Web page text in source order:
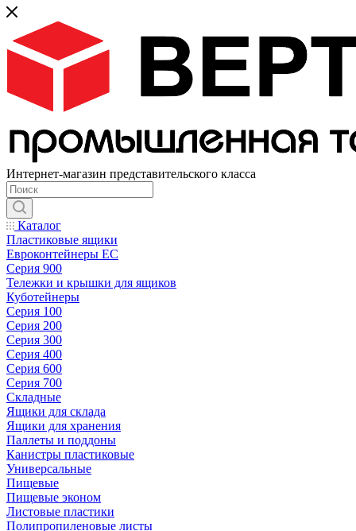
Интернет-магазин представительского класса
Каталог
Пластиковые ящики
Евроконтейнеры ЕС
Серия 900
Тележки и крышки для ящиков
Куботейнеры
Серия 100
Серия 200
Серия 300
Серия 400
Серия 600
Серия 700
Складные
Ящики для склада
Ящики для хранения
Паллеты и поддоны
Канистры пластиковые
Универсальные
Пищевые
Пищевые эконом
Листовые пластики
Полипропиленовые листы